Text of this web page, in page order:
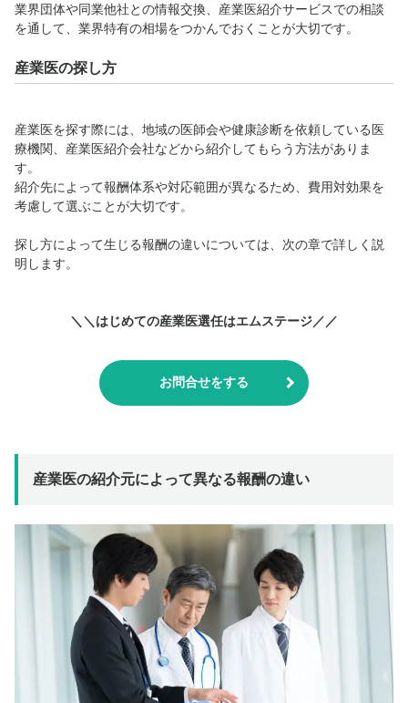
業界団体や同業他社との情報交換、産業医紹介サービスでの相談
を通して、業界特有の相場をつかんでおくことが大切です。
産業医の探し方
産業医を探す際には、地域の医師会や健康診断を依頼している医
療機関、産業医紹介会社などから紹介してもらう方法がありま
す。
紹介先によって報酬体系や対応範囲が異なるため、費用対効果を
考慮して選ぶことが大切です。
探し方によって生じる報酬の違いについては、次の章で詳しく説
明します。
＼＼はじめての産業医選任はエムステージ／／
お問合せをする
産業医の紹介元によって異なる報酬の違い